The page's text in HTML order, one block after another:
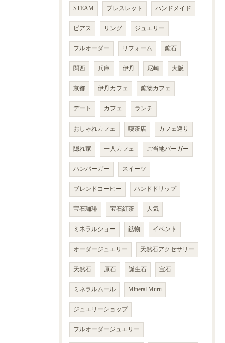
STEAM ブレスレット ハンドメイド
ピアス リング ジュエリー
フルオーダー リフォーム 鉱石
関西 兵庫 伊丹 尼崎 大阪
京都 伊丹カフェ 鉱物カフェ
デート カフェ ランチ
おしゃれカフェ 喫茶店 カフェ巡り
隠れ家 一人カフェ ご当地バーガー
ハンバーガー スイーツ
ブレンドコーヒー ハンドドリップ
宝石珈琲 宝石紅茶 人気
ミネラルショー 鉱物 イベント
オーダージュエリー 天然石アクセサリー
天然石 原石 誕生石 宝石
ミネラルムール Mineral Muru
ジュエリーショップ
フルオーダージュエリー